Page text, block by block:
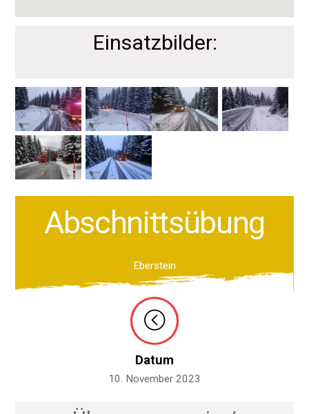
Einsatzbilder:
Abschnittsübung
Eberstein
Datum
10. November 2023